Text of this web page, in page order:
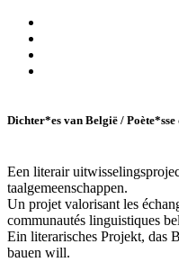
Dichter*es van België /
Een literair
taalgemeenschappen.
Un projet valorisant les
communautés linguistiques
Ein literarisches Projekt, das
bauen will.